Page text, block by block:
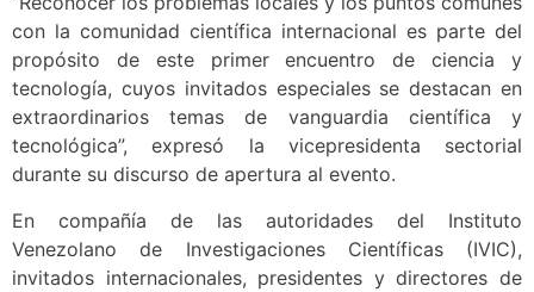
con la comunidad científica internacional es parte del
propósito de este primer encuentro de ciencia y
tecnología, cuyos invitados especiales se destacan en
extraordinarios temas de vanguardia científica y
tecnológica”, expresó la vicepresidenta sectorial
durante su discurso de apertura al evento.
En compañía de las autoridades del Instituto
Venezolano de Investigaciones Científicas (IVIC),
invitados internacionales, presidentes y directores de